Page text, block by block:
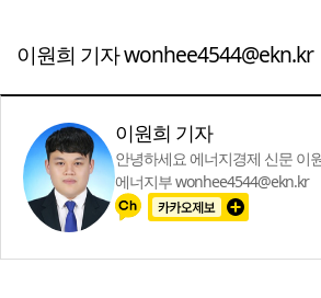
이원희 기자 wonhee4544@ekn.kr
이원희 기자
안녕하세요 에너지경제 신문 이
에너지부 wonhee4544@ekn.kr